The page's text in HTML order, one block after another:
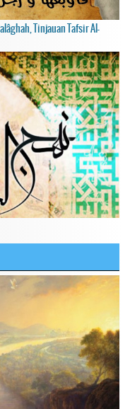
Tinjauan Tafsir Al-